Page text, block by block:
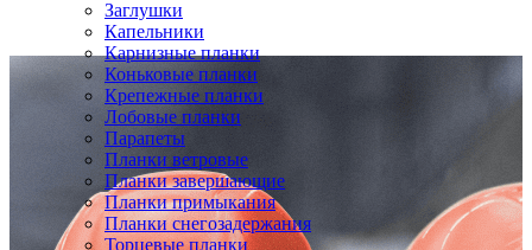
Заглушки
Капельники
Карнизные планки
Коньковые планки
Крепежные планки
Лобовые планки
Парапеты
Планки ветровые
Планки завершающие
Планки примыкания
Планки снегозадержания
Торцевые планки